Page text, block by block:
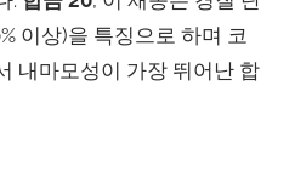
이상)을 특징으로 하며 코
내마모성이 가장 뛰어난 합